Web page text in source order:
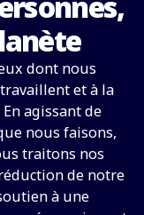
dont nous
et à la
agissant de
nous faisons,
traitons nos
de notre
à une